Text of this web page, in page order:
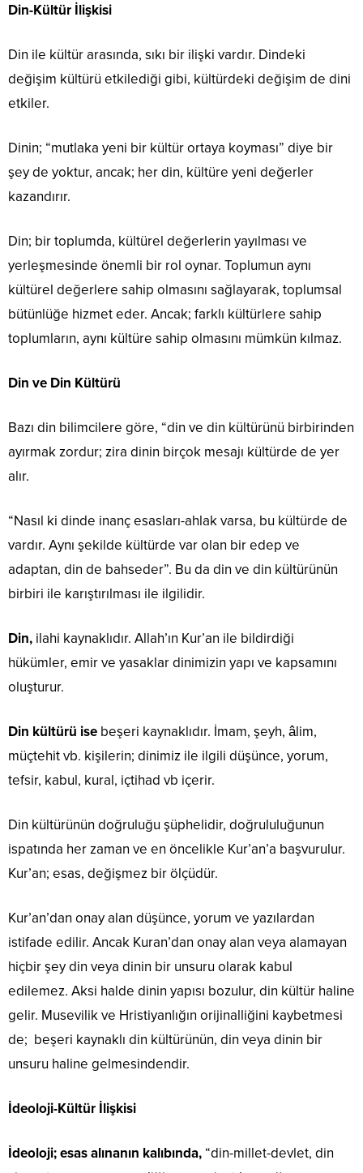
Din-Kültür İlişkisi
Din ile kültür arasında, sıkı bir ilişki vardır. Dindeki
değişim kültürü etkilediği gibi, kültürdeki değişim de dini
etkiler.
Dinin; “mutlaka yeni bir kültür ortaya koyması” diye bir
şey de yoktur, ancak; her din, kültüre yeni değerler
kazandırır.
Din; bir toplumda, kültürel değerlerin yayılması ve
yerleşmesinde önemli bir rol oynar. Toplumun aynı
kültürel değerlere sahip olmasını sağlayarak, toplumsal
bütünlüğe hizmet eder. Ancak; farklı kültürlere sahip
toplumların, aynı kültüre sahip olmasını mümkün kılmaz.
Din ve Din Kültürü
Bazı din bilimcilere göre, “din ve din kültürünü birbirinden
ayırmak zordur; zira dinin birçok mesajı kültürde de yer
alır.
“Nasıl ki dinde inanç esasları-ahlak varsa, bu kültürde de
vardır. Aynı şekilde kültürde var olan bir edep ve
adaptan, din de bahseder”. Bu da din ve din kültürünün
birbiri ile karıştırılması ile ilgilidir.
Din, ilahi kaynaklıdır. Allah’ın Kur’an ile bildirdiği
hükümler, emir ve yasaklar dinimizin yapı ve kapsamını
oluşturur.
Din kültürü ise beşeri kaynaklıdır. İmam, şeyh, âlim,
müçtehit vb. kişilerin; dinimiz ile ilgili düşünce, yorum,
tefsir, kabul, kural, içtihad vb içerir.
Din kültürünün doğruluğu şüphelidir, doğrululuğunun
ispatında her zaman ve en öncelikle Kur’an’a başvurulur.
Kur’an; esas, değişmez bir ölçüdür.
Kur’an’dan onay alan düşünce, yorum ve yazılardan
istifade edilir. Ancak Kuran’dan onay alan veya alamayan
hiçbir şey din veya dinin bir unsuru olarak kabul
edilemez. Aksi halde dinin yapısı bozulur, din kültür haline
gelir. Musevilik ve Hristiyanlığın orijinalliğini kaybetmesi
de; beşeri kaynaklı din kültürünün, din veya dinin bir
unsuru haline gelmesindendir.
İdeoloji-Kültür İlişkisi
İdeoloji; esas alınanın kalıbında, “din-millet-devlet, din